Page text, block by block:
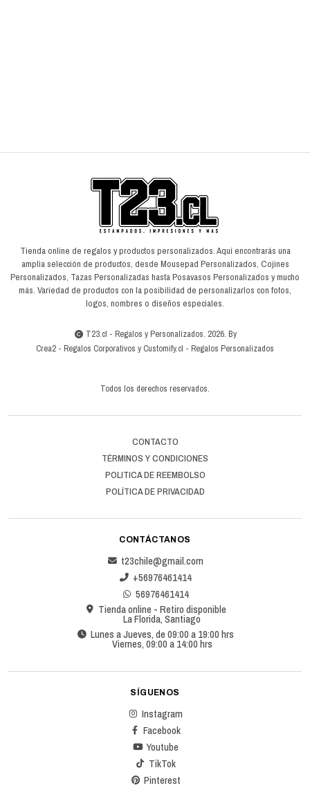
Tienda online de regalos y productos personalizados. Aquí encontrarás una
amplia selección de productos, desde Mousepad Personalizados, Cojines
Personalizados, Tazas Personalizadas hasta Posavasos Personalizados y mucho
más. Variedad de productos con la posibilidad de personalizarlos con fotos,
logos, nombres o diseños especiales.
T23.cl - Regalos y Personalizados. 2026. By
Crea2 - Regalos Corporativos y Customify.cl - Regalos Personalizados
Todos los derechos reservados.
CONTACTO
TÉRMINOS Y CONDICIONES
POLITICA DE REEMBOLSO
POLÍTICA DE PRIVACIDAD
CONTÁCTANOS
t23chile@gmail.com
+56976461414
56976461414
Tienda online - Retiro disponible
La Florida, Santiago
Lunes a Jueves, de 09:00 a 19:00 hrs
Viernes, 09:00 a 14:00 hrs
SÍGUENOS
Instagram
Facebook
Youtube
TikTok
Pinterest